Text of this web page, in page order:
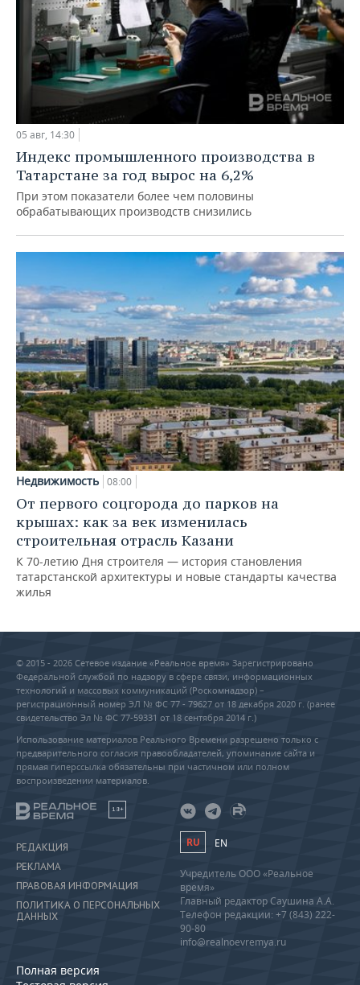
05 авг, 14:30
Индекс промышленного производства в
Татарстане за год вырос на 6,2%
При этом показатели более чем половины
обрабатывающих производств снизились
Недвижимость 08:00
От первого соцгорода до парков на
крышах: как за век изменилась
строительная отрасль Казани
К 70-летию Дня строителя — история становления
татарстанской архитектуры и новые стандарты качества
жилья
© 2015 - 2026 Сетевое издание «Реальное время» Зарегистрировано
Федеральной службой по надзору в сфере связи, информационных
технологий и массовых коммуникаций (Роскомнадзор) –
регистрационный номер ЭЛ № ФС 77 - 79627 от 18 декабря 2020 г. (ранее
свидетельство Эл № ФС 77-59331 от 18 сентября 2014 г.)
Использование материалов Реального Времени разрешено только с
предварительного согласия правообладателей, упоминание сайта и
прямая гиперссылка обязательны при частичном или полном
воспроизведении материалов.
18+
РЕДАКЦИЯ
РЕКЛАМА
ПРАВОВАЯ ИНФОРМАЦИЯ
ПОЛИТИКА О ПЕРСОНАЛЬНЫХ
ДАННЫХ
Полная версия
RU EN
Учредитель ООО «Реальное
время»
Главный редактор Саушина А.А.
Телефон редакции: +7 (843) 222-
90-80
info@realnoevremya.ru